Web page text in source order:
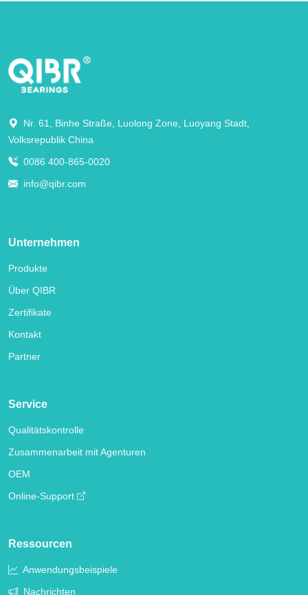
Nr. 61, Binhe Straße, Luolong Zone, Luoyang Stadt,
Volksrepublik China
0086 400-865-0020
info@qibr.com
Unternehmen
Produkte
Über QIBR
Zertifikate
Kontakt
Partner
Service
Qualitätskontrolle
Zusammenarbeit mit Agenturen
OEM
Online-Support
Ressourcen
Anwendungsbeispiele
Nachrichten